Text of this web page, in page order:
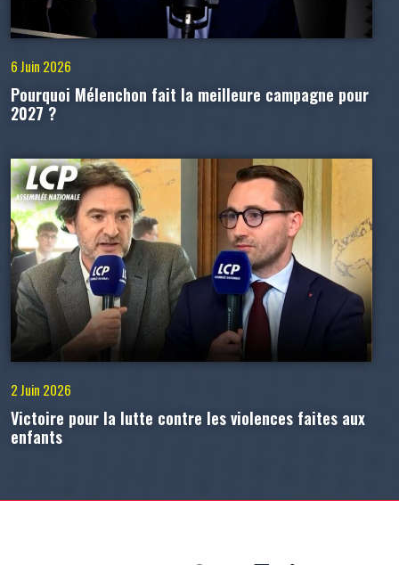
6 Juin 2026
Pourquoi Mélenchon fait la meilleure campagne pour
2027 ?
2 Juin 2026
Victoire pour la lutte contre les violences faites aux
enfants